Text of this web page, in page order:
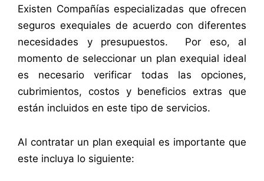
Existen Compañías especializadas que ofrecen
seguros exequiales de acuerdo con diferentes
necesidades y presupuestos. Por eso, al
momento de seleccionar un plan exequial ideal
es necesario verificar todas las opciones,
cubrimientos, costos y beneficios extras que
están incluidos en este tipo de servicios.
Al contratar un plan exequial es importante que
este incluya lo siguiente: